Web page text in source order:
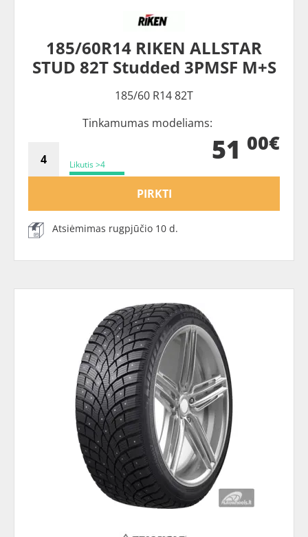
185/60R14 RIKEN ALLSTAR
STUD 82T Studded 3PMSF M+S
185/60 R14 82T
Tinkamumas modeliams:
Likutis >4 51 00€
PIRKTI
Atsiėmimas rugpjūčio 10 d.